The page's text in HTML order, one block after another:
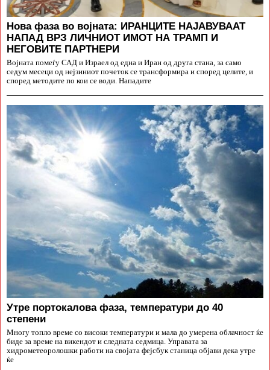
Нова фаза во војната: ИРАНЦИТЕ НАЈАВУВААТ
НАПАД ВРЗ ЛИЧНИОТ ИМОТ НА ТРАМП И
НЕГОВИТЕ ПАРТНЕРИ
Војната помеѓу САД и Израел од една и Иран од друга стана, за само
седум месеци од нејзиниот почеток се трансформира и според целите, и
според методите по кои се води. Нападите
Утре портокалова фаза, температури до 40
степени
Многу топло време со високи температури и мала до умерена облачност ќе
биде за време на викендот и следната седмица. Управата за
хидрометеоролошки работи на својата фејсбук станица објави дека утре
ќе